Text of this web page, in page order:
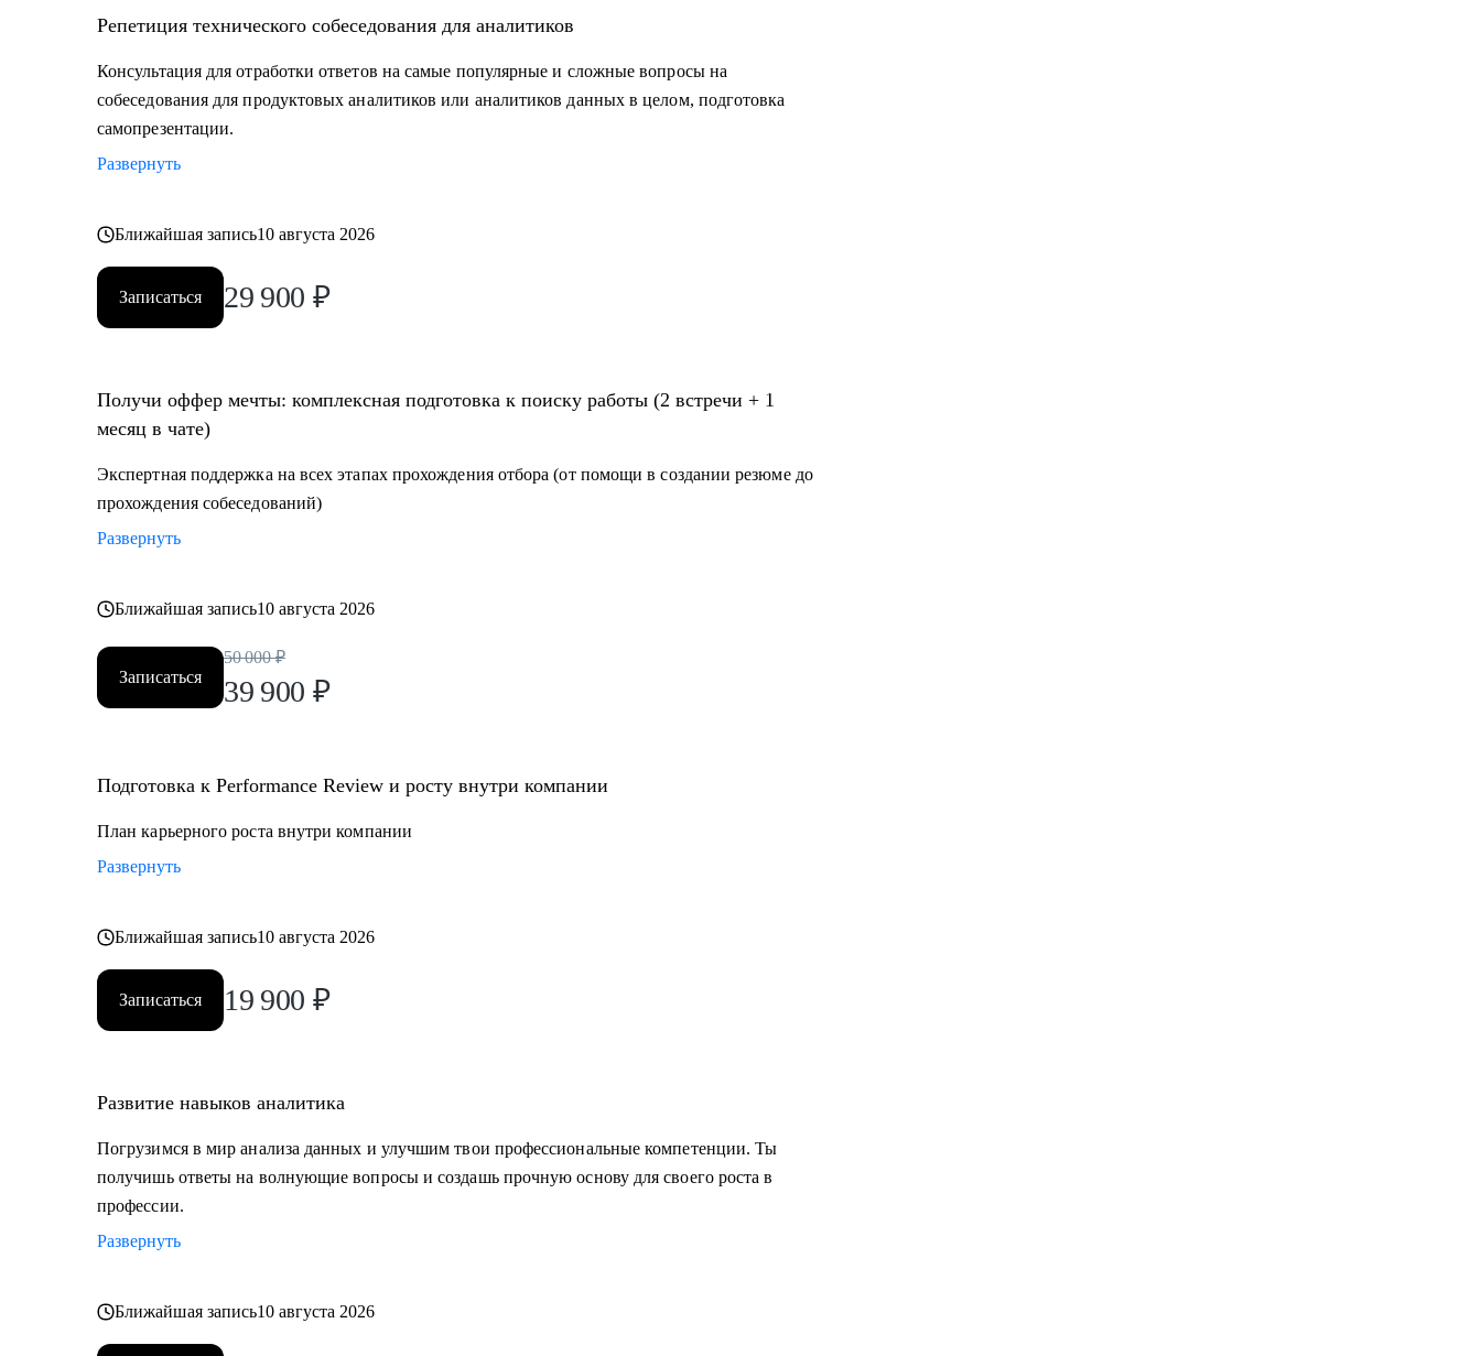
повысить свой грейд;
• Выпускникам и студентам, которые ищут свою первую работу в аналитике;
• Аналитикам, которые хотят перейти из стартапа в корпорацию;
Репетиция технического собеседования для аналитиков
Консультация для отработки ответов на самые популярные и сложные вопросы на
собеседования для продуктовых аналитиков или аналитиков данных в целом, подготовка
самопрезентации.
Развернуть
Ближайшая запись10 августа 2026
Записаться 29 900 ₽
Получи оффер мечты: комплексная подготовка к поиску работы (2 встречи + 1
месяц в чате)
Экспертная поддержка на всех этапах прохождения отбора (от помощи в создании резюме до
прохождения собеседований)
Развернуть
Ближайшая запись10 августа 2026
Записаться
50 000 ₽
39 900 ₽
Подготовка к Performance Review и росту внутри компании
План карьерного роста внутри компании
Развернуть
Ближайшая запись10 августа 2026
Записаться 19 900 ₽
Развитие навыков аналитика
Погрузимся в мир анализа данных и улучшим твои профессиональные компетенции. Ты
получишь ответы на волнующие вопросы и создашь прочную основу для своего роста в
профессии.
Развернуть
Ближайшая запись10 августа 2026